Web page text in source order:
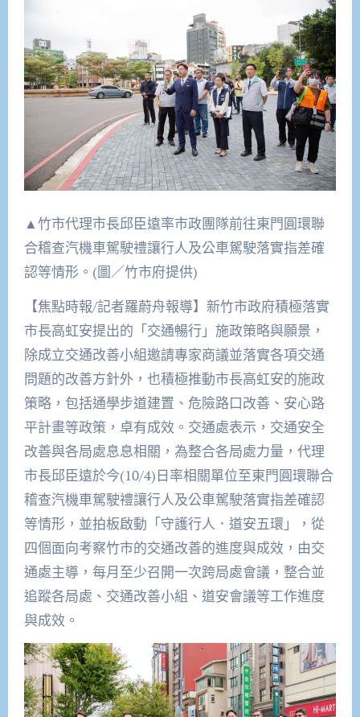
▲竹市代理市長邱臣遠率市政團隊前往東門圓環聯
合稽查汽機車駕駛禮讓行人及公車駕駛落實指差確
認等情形。(圖／竹市府提供)
【焦點時報/記者羅蔚舟報導】新竹市政府積極落實
市長高虹安提出的「交通暢行」施政策略與願景，
除成立交通改善小組邀請專家商議並落實各項交通
問題的改善方針外，也積極推動市長高虹安的施政
策略，包括通學步道建置、危險路口改善、安心路
平計畫等政策，卓有成效。交通處表示，交通安全
改善與各局處息息相關，為整合各局處力量，代理
市長邱臣遠於今(10/4)日率相關單位至東門圓環聯合
稽查汽機車駕駛禮讓行人及公車駕駛落實指差確認
等情形，並拍板啟動「守護行人．道安五環」，從
四個面向考察竹市的交通改善的進度與成效，由交
通處主導，每月至少召開一次跨局處會議，整合並
追蹤各局處、交通改善小組、道安會議等工作進度
與成效。